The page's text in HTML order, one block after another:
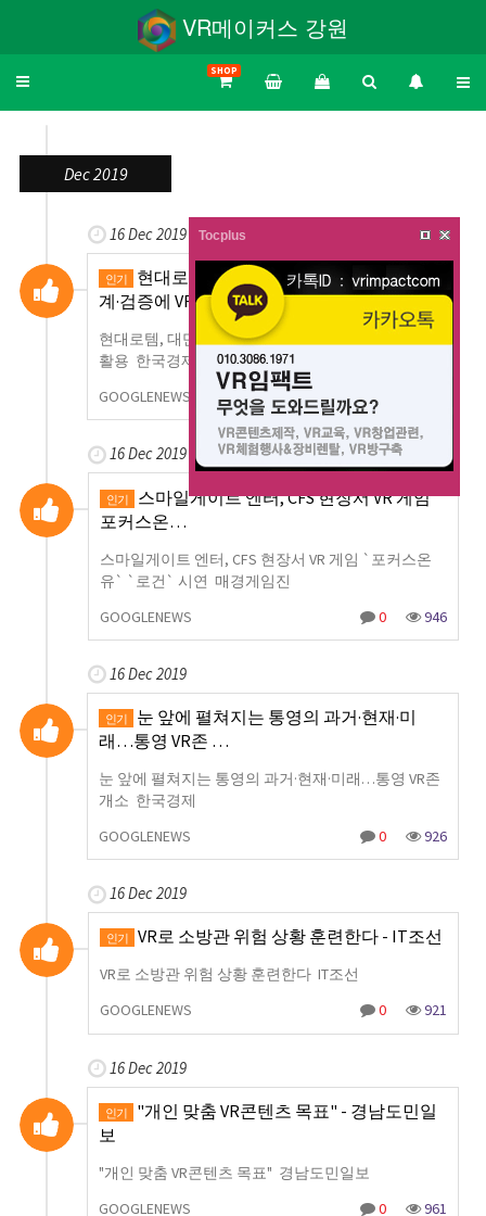
VR메이커스 강원
Toggle
SHOP
Dec 2019
16 Dec 2019
인기
현대로템, 대만 전동차 디자인 공개…설
계·검증에 VR …
현대로템, 대만 전동차 디자인 공개…설계·검증에 VR
활용 한국경제
GOOGLENEWS
16 Dec 2019
인기
스마일게이트 엔터, CFS 현장서 VR 게임 `
포커스온…
스마일게이트 엔터, CFS 현장서 VR 게임 `포커스온
유` `로건` 시연 매경게임진
GOOGLENEWS
0 946
16 Dec 2019
인기
눈 앞에 펼쳐지는 통영의 과거·현재·미
래…통영 VR존 …
눈 앞에 펼쳐지는 통영의 과거·현재·미래…통영 VR존
개소 한국경제
GOOGLENEWS
0 926
16 Dec 2019
인기 VR로 소방관 위험 상황 훈련한다 - IT조선
VR로 소방관 위험 상황 훈련한다 IT조선
GOOGLENEWS
0 921
16 Dec 2019
인기
"개인 맞춤 VR콘텐츠 목표" - 경남도민일
보
"개인 맞춤 VR콘텐츠 목표" 경남도민일보
GOOGLENEWS
0 961
Tocplus